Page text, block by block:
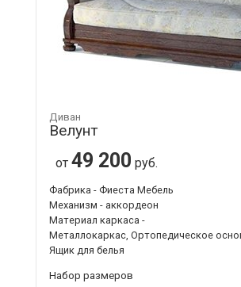
Диван
Велунт
от 49 200 руб.
Фабрика - Фиеста Мебель
Механизм - аккордеон
Материал каркаса -
Металлокаркас, Ортопедическое
Ящик для белья
Набор размеров